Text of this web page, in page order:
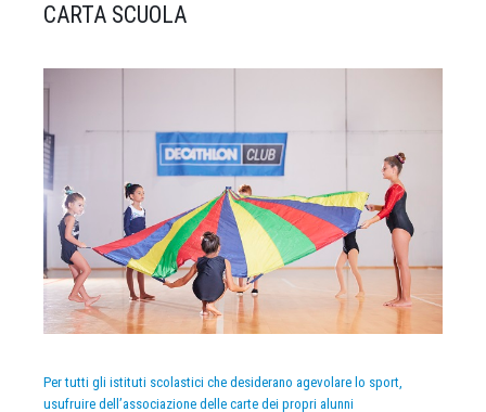
CARTA SCUOLA
Per tutti gli istituti scolastici che desiderano agevolare lo sport,
usufruire dell’associazione delle carte dei propri alunni